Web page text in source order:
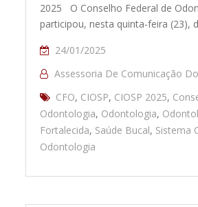
2025 O Conselho Federal de
participou, nesta quinta-feira (23),
24/01/2025
Assessoria De Comunicação
CFO, CIOSP, CIOSP 2025,
Odontologia, Odontologia,
Fortalecida, Saúde Bucal, Sistema
Odontologia